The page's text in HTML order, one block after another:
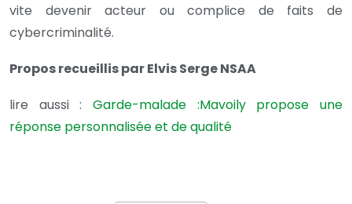
vite devenir acteur ou complice de faits de
cybercriminalité.
Propos recueillis par Elvis Serge NSAA
lire aussi : Garde-malade :Mavoily propose une
réponse personnalisée et de qualité